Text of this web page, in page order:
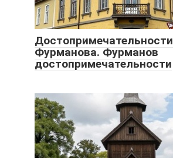
Достопримечательности
Фурманова. Фурманов
достопримечательности